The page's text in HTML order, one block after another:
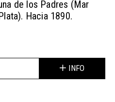
de los Padres (Mar
Hacia 1890.
INFO